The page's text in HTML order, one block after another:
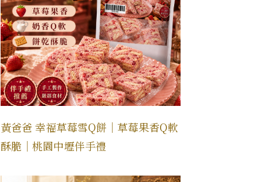
黃爸爸 幸福草莓雪Q餅｜草莓果香Q軟
酥脆｜桃園中壢伴手禮